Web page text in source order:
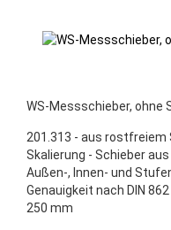
WS-Messschieber, ohne
201.313 - aus
Skalierung - Schieber
Außen-, Innen- und
Genauigkeit nach DIN
250 mm